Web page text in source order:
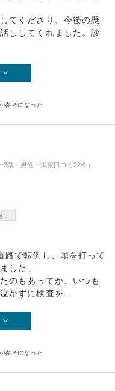
てくださり、今後の懸
ししてくれました。診
参考になった
歳・男性・掲載口コミ22件）
。
路で転倒し、頭を打って
した。
のもあってか、いつも
かずに検査を...
参考になった